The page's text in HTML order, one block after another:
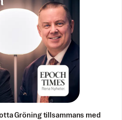
Gröning tillsammans med